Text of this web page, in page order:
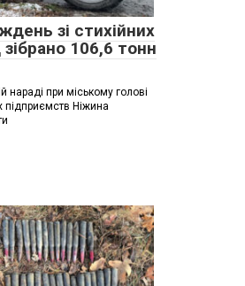
зі стихійних
106,6 тонн
нараді при міському голові
підприємств Ніжина